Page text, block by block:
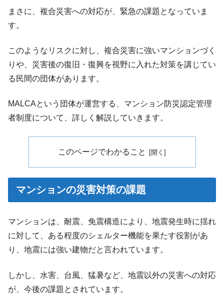
まさに、複合災害への対応が、緊急の課題となっていま
す。
このようなリスクに対し、複合災害に強いマンションづく
りや、災害後の復旧・復興を視野に入れた対策を講じてい
る民間の団体があります。
MALCAという団体が運営する、マンション防災認定管理
者制度について、詳しく解説していきます。
このページでわかること
マンションの災害対策の課題
マンションは、耐震、免震構造により、地震発生時に揺れ
に対して、ある程度のシェルター機能を果たす役割があ
り、地震には強い建物だと言われています。
しかし、水害、台風、猛暑など、地震以外の災害への対応
が、今後の課題とされています。